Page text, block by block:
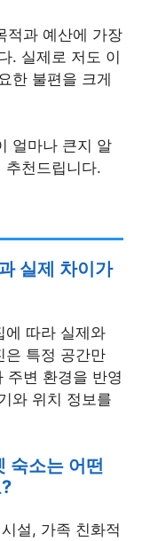
적과 예산에 가장
. 실제로 저도 이
한 불편을 크게
얼마나 큰지 알
추천드립니다.
실제 차이가
에 따라 실제와
은 특정 공간만
주변 환경을 반영
와 위치 정보를
숙소는 어떤
설, 가족 친화적